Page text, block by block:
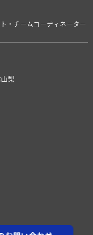
・チーム コーディネーター
山梨